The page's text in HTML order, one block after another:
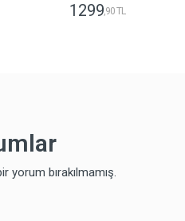
1299,90 TL
yorum bırakılmamış.